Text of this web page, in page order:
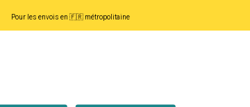
Pour les envois en 🇫🇷 métropolitaine